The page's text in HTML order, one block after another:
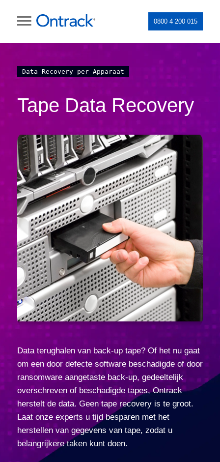
0800 4 200 015
Data Recovery per Apparaat
Tape Data Recovery
Data terughalen van back-up tape? Of het nu gaat
om een door defecte software beschadigde of door
ransomware aangetaste back-up, gedeeltelijk
overschreven of beschadigde tapes, Ontrack
herstelt de data. Geen tape recovery is te groot.
Laat onze experts u tijd besparen met het
herstellen van gegevens van tape, zodat u
belangrijkere taken kunt doen.